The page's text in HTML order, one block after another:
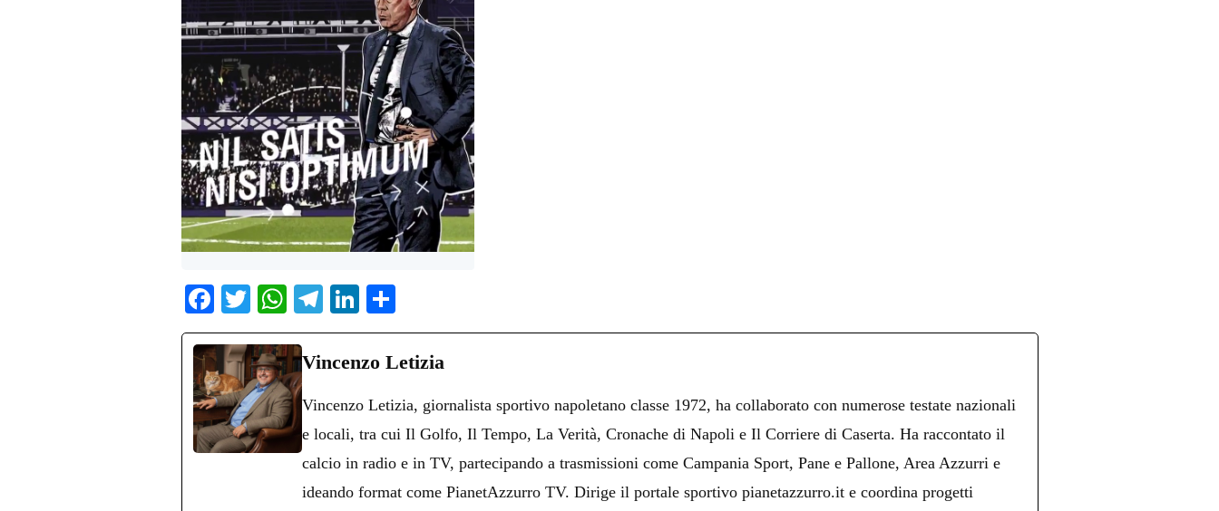
Fa
ce
bo
ok
T
wi
tte
r
W
ha
ts
A
pp
Te
le
gr
m
Li
nk
ed
on
di
di
Vincenzo Letizia
Vincenzo Letizia, giornalista sportivo napoletano classe 1972, ha collaborato con numerose testate nazionali
e locali, tra cui Il Golfo, Il Tempo, La Verità, Cronache di Napoli e Il Corriere di Caserta. Ha raccontato il
calcio in radio e in TV, partecipando a trasmissioni come Campania Sport, Pane e Pallone, Area Azzurri e
ideando format come PianetAzzurro TV. Dirige il portale sportivo pianetazzurro.it e coordina progetti